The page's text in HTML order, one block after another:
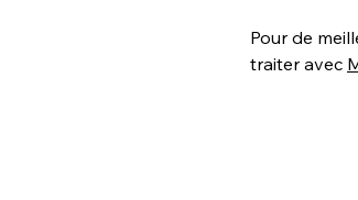
Pour de
traiter avec